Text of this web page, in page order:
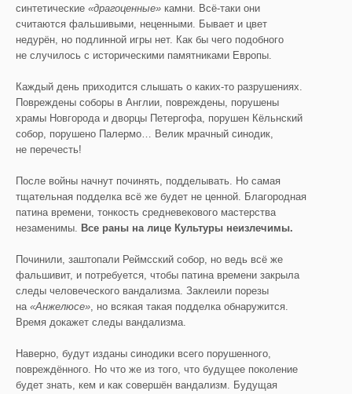
синтетические «драгоценные» камни. Всё-таки они
считаются фальшивыми, неценными. Бывает и цвет
недурён, но подлинной игры нет. Как бы чего подобного
не случилось с историческими памятниками Европы.
Каждый день приходится слышать о каких-то разрушениях.
Повреждены соборы в Англии, повреждены, порушены
храмы Новгорода и дворцы Петергофа, порушен Кёльнский
собор, порушено Палермо… Велик мрачный синодик,
не перечесть!
После войны начнут починять, подделывать. Но самая
тщательная подделка всё же будет не ценной. Благородная
патина времени, тонкость средневекового мастерства
незаменимы. Все раны на лице Культуры неизлечимы.
Починили, заштопали Реймсский собор, но ведь всё же
фальшивит, и потребуется, чтобы патина времени закрыла
следы человеческого вандализма. Заклеили порезы
на «Анжелюсе», но всякая такая подделка обнаружится.
Время докажет следы вандализма.
Наверно, будут изданы синодики всего порушенного,
повреждённого. Но что же из того, что будущее поколение
будет знать, кем и как совершён вандализм. Будущая